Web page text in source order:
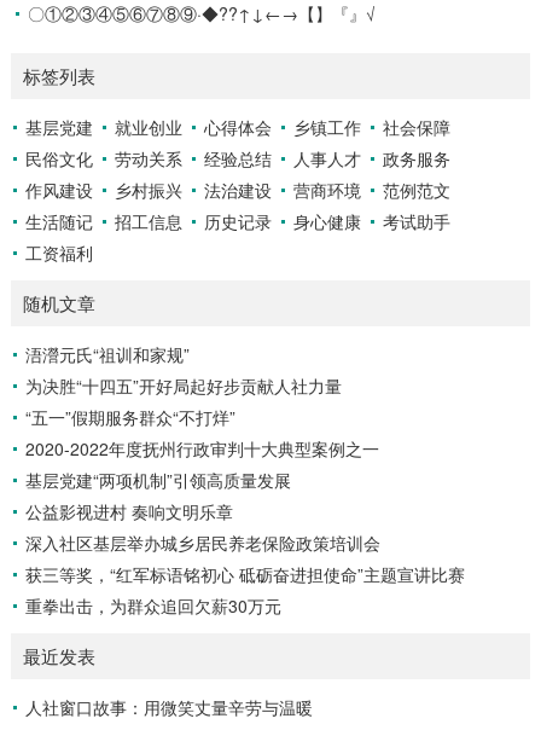
〇①②③④⑤⑥⑦⑧⑨·◆??↑↓←→【】『』√
标签列表
基层党建 就业创业 心得体会 乡镇工作
社会保障
民俗文化
劳动关系 经验总结 人事人才
政务服务
作风建设
乡村振兴 法治建设 营商环境
范例范文
生活随记
招工信息 历史记录 身心健康
考试助手
工资福利
随机文章
浯瀯元氏“祖训和家规”
为决胜“十四五”开好局起好步贡献人社力量
“五一”假期服务群众“不打烊”
2020-2022年度抚州行政审判十大典型案例之一
基层党建“两项机制”引领高质量发展
公益影视进村 奏响文明乐章
深入社区基层举办城乡居民养老保险政策培训会
获三等奖，“红军标语铭初心 砥砺奋进担使命”主题宣讲比赛
重拳出击，为群众追回欠薪30万元
最近发表
人社窗口故事：用微笑丈量辛劳与温暖